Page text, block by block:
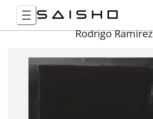
Rodrigo Ramírez